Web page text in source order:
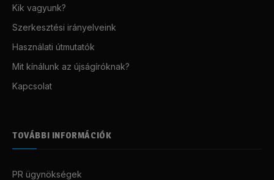
Kik vagyunk?
Szerkesztési irányelveink
Használati útmutatók
Mit kínálunk az újságíróknak?
Kapcsolat
TOVÁBBI INFORMÁCIÓK
PR ügynökségek